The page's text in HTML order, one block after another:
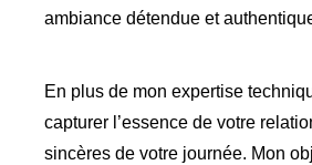
ambiance détendue et
En plus de mon expertise
capturer l’essence de votre
sincères de votre journée. Mon